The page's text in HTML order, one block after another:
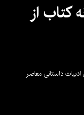
کتاب از
ادبیات داستانی معاصر